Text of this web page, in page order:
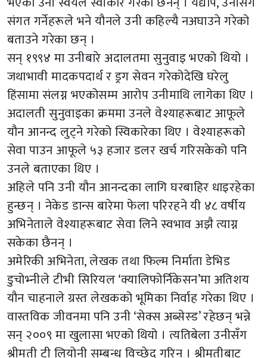
संगत गर्नेहरूले भने यौनले उनी कहिल्यै नअघाउने गरेको
बताउने गरेका छन् ।
सन् १९९४ मा उनीबारे अदालतमा सुनुवाइ भएको थियो ।
जथाभावी मादकपदार्थ र ड्रग सेवन गरेकोदेखि घरेलु
हिंसामा संलग्न भएकोसम्म आरोप उनीमाथि लागेका थिए ।
अदालती सुनुवाइका क्रममा उनले वेश्याहरूबाट आफूले
यौन आनन्द लुट्ने गरेको स्विकारेका थिए । वेश्याहरूको
सेवा पाउन आफूले ५३ हजार डलर खर्च गरिसकेको पनि
उनले बताएका थिए ।
अहिले पनि उनी यौन आनन्दका लागि घरबाहिर धाइरहेका
हुन्छन् । नेकेड डान्स बारेमा फेला परिरहने यी ४८ वर्षीय
अभिनेताले वेश्याहरूबाट सेवा लिने स्वभाव अझै त्याग्न
सकेका छैनन् ।
अमेरिकी अभिनेता, लेखक तथा फिल्म निर्माता डेभिड
डुचोभ्नीले टीभी सिरियल ‘क्यालिफोर्निकेसन’मा अतिशय
यौन चाहनाले ग्रस्त लेखकको भूमिका निर्वाह गरेका थिए ।
वास्तविक जीवनमा पनि उनी ‘सेक्स अब्सेस्ड’ रहेछन् भन्ने
सन् २००९ मा खुलासा भएको थियो । त्यतिबेला उनीसँग
श्रीमती टी लियोनी सम्बन्ध विच्छेद गरिन् । श्रीमतीबाट